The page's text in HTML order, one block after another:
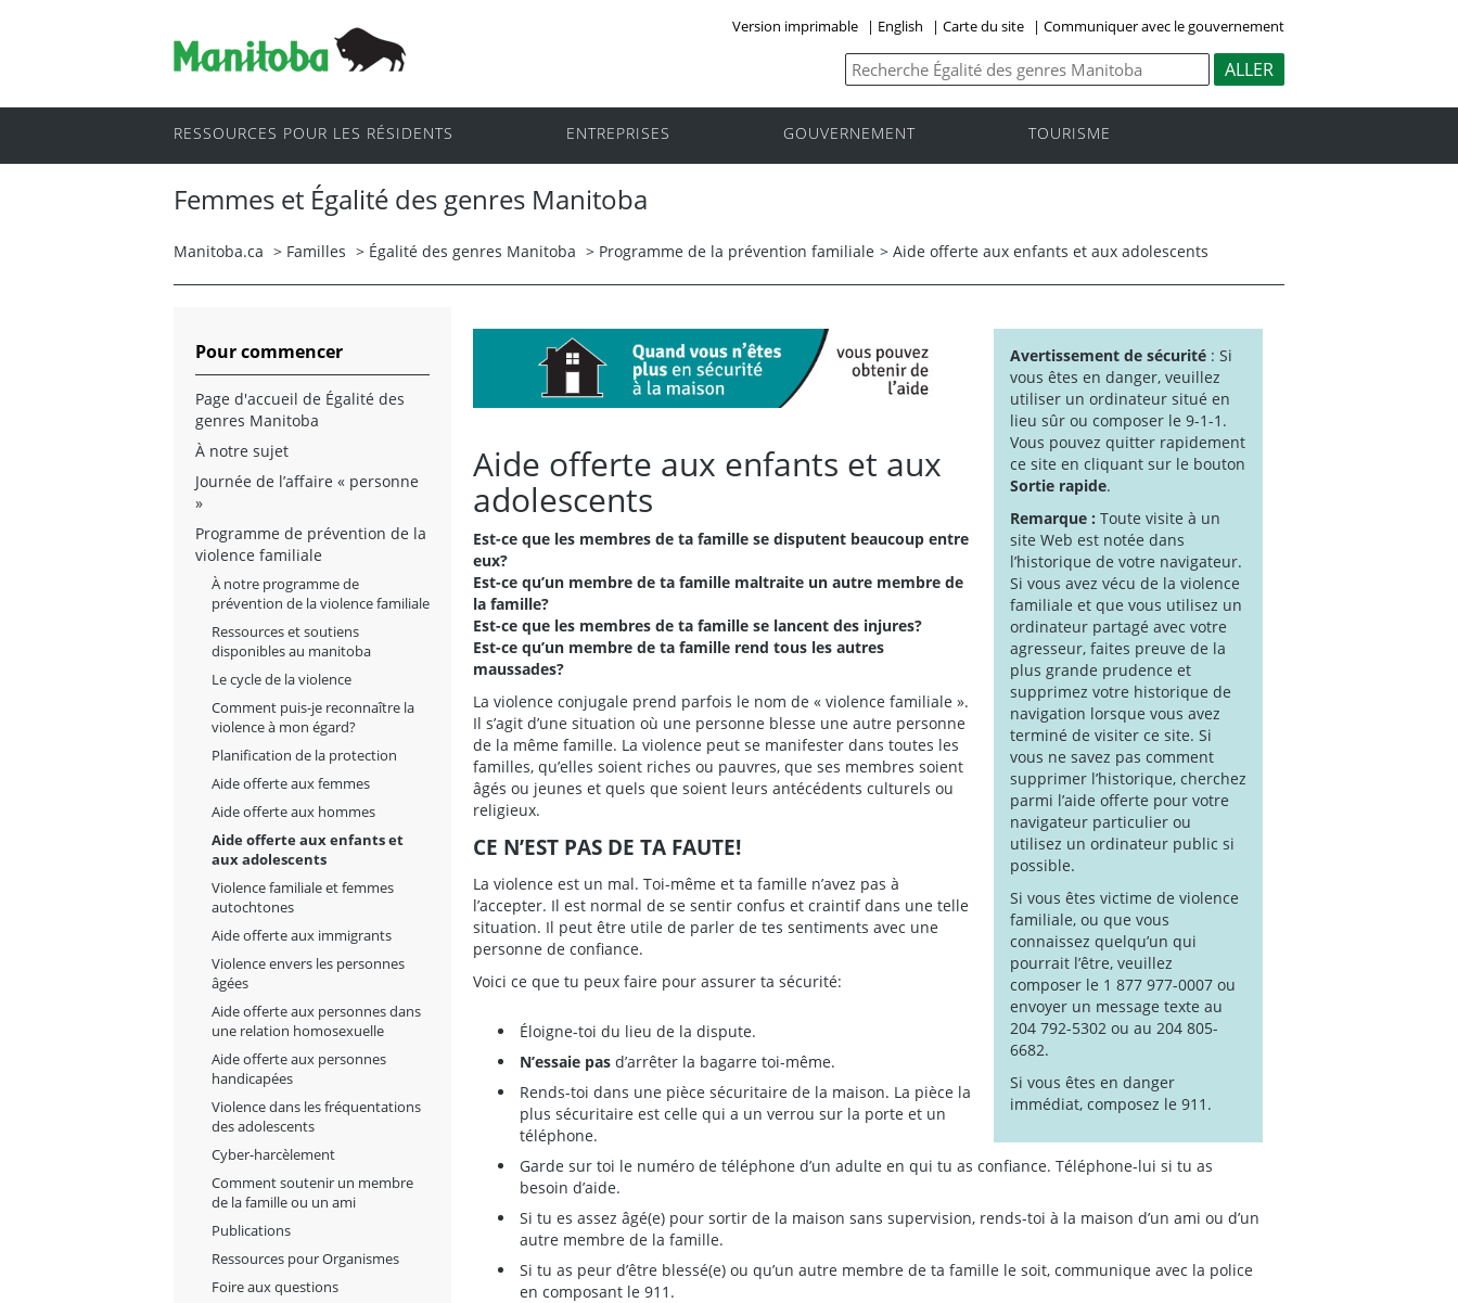
Version imprimable | English | Carte du site | Communiquer avec le gouvernement
RESSOURCES POUR LES RÉSIDENTS ENTREPRISES GOUVERNEMENT TOURISME
Femmes et Égalité des genres Manitoba
Manitoba.ca > Familles > Égalité des genres Manitoba > Programme de la prévention familiale > Aide offerte aux enfants et aux adolescents
Avertissement de sécurité: Si
vous êtes en danger, veuillez
utiliser un ordinateur situé en
lieu sûr ou composer le 9-1-1.
Vous pouvez quitter rapidement
ce site en cliquant sur le bouton
Sortie rapide.
Remarque : Toute visite à un
site Web est notée dans
l’historique de votre navigateur.
Si vous avez vécu de la violence
familiale et que vous utilisez un
ordinateur partagé avec votre
agresseur, faites preuve de la
plus grande prudence et
supprimez votre historique de
navigation lorsque vous avez
terminé de visiter ce site. Si
vous ne savez pas comment
supprimer l’historique, cherchez
parmi l’aide offerte pour votre
navigateur particulier ou
utilisez un ordinateur public si
possible.
Si vous êtes victime de violence
familiale, ou que vous
connaissez quelqu’un qui
pourrait l’être, veuillez
composer le 1 877 977-0007 ou
envoyer un message texte au
204 792-5302 ou au 204 805-
6682.
Si vous êtes en danger
immédiat, composez le 911.
Aide offerte aux enfants et aux
adolescents
Est-ce que les membres de ta famille se disputent beaucoup entre
eux?
Est-ce qu’un membre de ta famille maltraite un autre membre de
la famille?
Est-ce que les membres de ta famille se lancent des injures?
Est-ce qu’un membre de ta famille rend tous les autres
maussades?
La violence conjugale prend parfois le nom de « violence familiale ».
Il s’agit d’une situation où une personne blesse une autre personne
de la même famille. La violence peut se manifester dans toutes les
familles, qu’elles soient riches ou pauvres, que ses membres soient
âgés ou jeunes et quels que soient leurs antécédents culturels ou
religieux.
CE N’EST PAS DE TA FAUTE!
La violence est un mal. Toi-même et ta famille n’avez pas à
l’accepter. Il est normal de se sentir confus et craintif dans une telle
situation. Il peut être utile de parler de tes sentiments avec une
personne de confiance.
Voici ce que tu peux faire pour assurer ta sécurité:
Éloigne-toi du lieu de la dispute.
N’essaie pas d’arrêter la bagarre toi-même.
Rends-toi dans une pièce sécuritaire de la maison. La pièce la
plus sécuritaire est celle qui a un verrou sur la porte et un
téléphone.
Garde sur toi le numéro de téléphone d’un adulte en qui tu as confiance. Téléphone-lui si tu as
besoin d’aide.
Si tu es assez âgé(e) pour sortir de la maison sans supervision, rends-toi à la maison d’un ami ou d’un
autre membre de la famille.
Si tu as peur d’être blessé(e) ou qu’un autre membre de ta famille le soit, communique avec la police
en composant le 911.
Pour commencer
Page d'accueil de Égalité des
genres Manitoba
À notre sujet
Journée de l’affaire « personne
»
Programme de prévention de la
violence familiale
À notre programme de
prévention de la violence familiale
Ressources et soutiens
disponibles au manitoba
Le cycle de la violence
Comment puis-je reconnaître la
violence à mon égard?
Planification de la protection
Aide offerte aux femmes
Aide offerte aux hommes
Aide offerte aux enfants et
aux adolescents
Violence familiale et femmes
autochtones
Aide offerte aux immigrants
Violence envers les personnes
âgées
Aide offerte aux personnes dans
une relation homosexuelle
Aide offerte aux personnes
handicapées
Violence dans les fréquentations
des adolescents
Cyber-harcèlement
Comment soutenir un membre
de la famille ou un ami
Publications
Ressources pour Organismes
Foire aux questions